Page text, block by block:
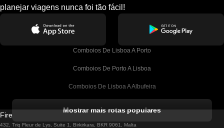
planejar viagens nunca foi tão fácil!
Comboios De Lisboa A Porto
Comboios De Porto A Lisboa
Comboios De Lisboa A Albufeira
Comboios De Lisboa A Lagos
Mostrar mais rotas populares
Firebird GT Limited (OC 1451)
432, Triq Fleur de Lys, Suite 1, Birkirkara, BKR 9061, Malta